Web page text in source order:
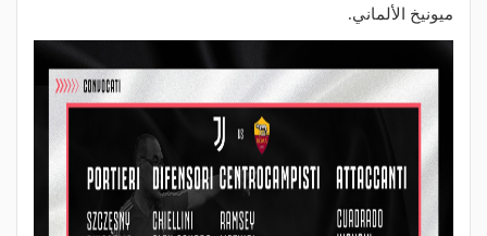
ميونيخ الألماني.